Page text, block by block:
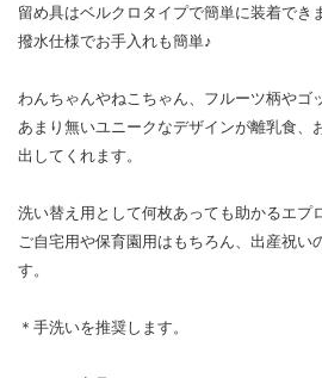
留め具はベルクロタイプで簡単に装着でき
撥水仕様でお手入れも簡単♪
わんちゃんやねこちゃん、フルーツ柄やゴ
あまり無いユニークなデザインが離乳食、
出してくれます。
洗い替え用として何枚あっても助かるエプ
ご自宅用や保育園用はもちろん、出産祝い
す。
＊手洗いを推奨します。